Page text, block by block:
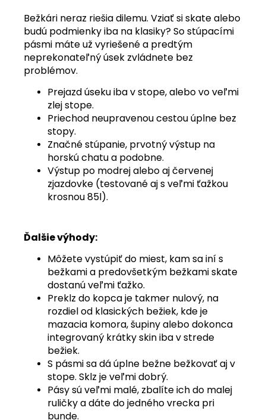
Bežkári neraz riešia dilemu. Vziať si skate alebo
budú podmienky iba na klasiky? So stúpacími
pásmi máte už vyriešené a predtým
neprekonateľný úsek zvládnete bez
problémov.
Prejazd úseku iba v stope, alebo vo veľmi
zlej stope.
Priechod neupravenou cestou úplne bez
stopy.
Značné stúpanie, prvotný výstup na
horskú chatu a podobne.
Výstup po modrej alebo aj červenej
zjazdovke (testované aj s veľmi ťažkou
krosnou 85l).
Ďalšie výhody:
Môžete vystúpiť do miest, kam sa iní s
bežkami a predovšetkým bežkami skate
dostanú veľmi ťažko.
Preklz do kopca je takmer nulový, na
rozdiel od klasických bežiek, kde je
mazacia komora, šupiny alebo dokonca
integrovaný krátky skin iba v strede
bežiek.
S pásmi sa dá úplne bežne bežkovať aj v
stope. Sklz je veľmi dobrý.
Pásy sú veľmi malé, zbalíte ich do malej
ruličky a dáte do jedného vrecka pri
bunde.